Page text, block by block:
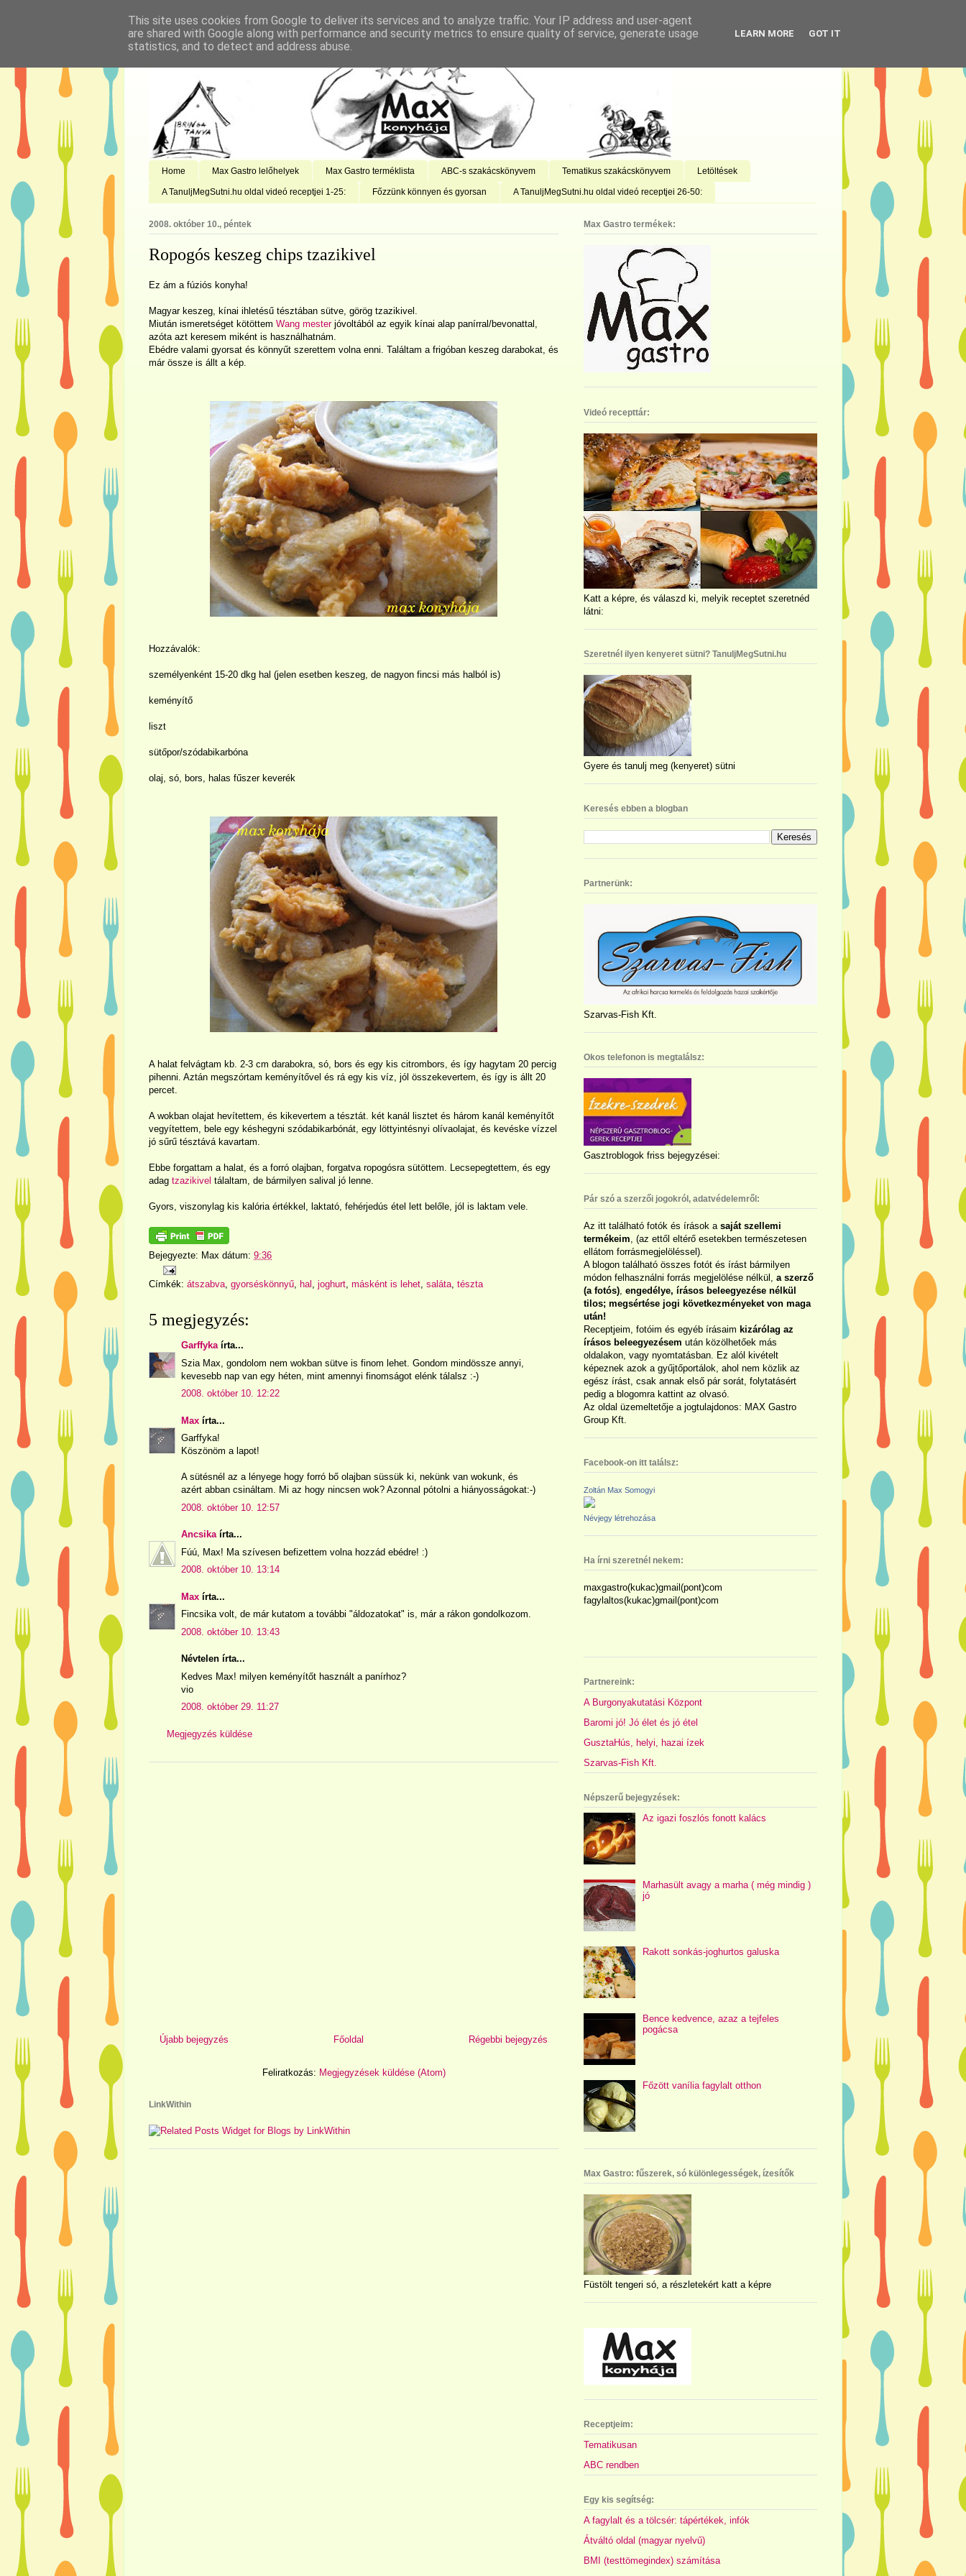
Home Max Gastro lelőhelyek Max Gastro terméklista ABC-s szakácskönyvem Tematikus szakácskönyvem Letöltések
A TanuljMegSutni.hu oldal videó receptjei 1-25: Főzzünk könnyen és gyorsan A TanuljMegSutni.hu oldal videó receptjei 26-50:
2008. október 10., péntek
Ropogós keszeg chips tzazikivel
Ez ám a fúziós konyha!
Magyar keszeg, kínai ihletésű tésztában sütve, görög tzazikivel.
Miután ismeretséget kötöttem Wang mesterjóvoltából az egyik kínai alap panírral/bevonattal,
azóta azt keresem miként is használhatnám.
Ebédre valami gyorsat és könnyűt szerettem volna enni. Találtam a frigóban keszeg darabokat, és
már össze is állt a kép.
Hozzávalók:
személyenként 15-20 dkg hal (jelen esetben keszeg, de nagyon fincsi más halból is)
keményítő
liszt
sütőpor/szódabikarbóna
olaj, só, bors, halas fűszer keverék
A halat felvágtam kb. 2-3 cm darabokra, só, bors és egy kis citrombors, és így hagytam 20 percig
pihenni. Aztán megszórtam keményítővel és rá egy kis víz, jól összekevertem, és így is állt 20
percet.
A wokban olajat hevítettem, és kikevertem a tésztát. két kanál lisztet és három kanál keményítőt
vegyítettem, bele egy késhegyni szódabikarbónát, egy löttyintésnyi olívaolajat, és kevéske vízzel
jó sűrű tésztává kavartam.
Ebbe forgattam a halat, és a forró olajban, forgatva ropogósra sütöttem. Lecsepegtettem, és egy
adag tzazikivel tálaltam, de bármilyen salival jó lenne.
Gyors, viszonylag kis kalória értékkel, laktató, fehérjedús étel lett belőle, jól is laktam vele.
Bejegyezte: Max dátum: 9:36
Címkék: átszabva, gyorséskönnyű, hal , joghurt, másként is lehet, saláta, tészta
5 megjegyzés:
Garffykaírta...
Szia Max, gondolom nem wokban sütve is finom lehet. Gondom mindössze annyi,
kevesebb nap van egy héten, mint amennyi finomságot elénk tálalsz :-)
2008. október 10. 12:22
Max írta...
Garffyka!
Köszönöm a lapot!
A sütésnél az a lényege hogy forró bő olajban süssük ki, nekünk van wokunk, és
azért abban csináltam. Mi az hogy nincsen wok? Azonnal pótolni a hiányosságokat:-)
2008. október 10. 12:57
Ancsikaírta...
Fúú, Max! Ma szívesen befizettem volna hozzád ebédre! :)
2008. október 10. 13:14
Max írta...
Fincsika volt, de már kutatom a további "áldozatokat" is, már a rákon gondolkozom.
2008. október 10. 13:43
Névtelen írta...
Kedves Max! milyen keményítőt használt a panírhoz?
vio
2008. október 29. 11:27
Megjegyzés küldése
Újabb bejegyzés Régebbi bejegyzés
Főoldal
Feliratkozás: Megjegyzések küldése (Atom)
LinkWithin
Max Gastro termékek:
Videó recepttár:
Katt a képre, és válaszd ki, melyik receptet szeretnéd
látni:
Szeretnél ilyen kenyeret sütni? TanuljMegSutni.hu
Gyere és tanulj meg (kenyeret) sütni
Keresés ebben a blogban
Partnerünk:
Szarvas-Fish Kft.
Okos telefonon is megtalálsz:
Gasztroblogok friss bejegyzései:
Pár szó a szerzői jogokról, adatvédelemről:
Az itt található fotók és írások a saját szellemi
termékeim , (az ettől eltérő esetekben természetesen
ellátom forrásmegjelöléssel).
A blogon található összes fotót és írást bármilyen
módon felhasználni forrás megjelölése nélkül, a szerző
(a fotós) engedélye, írásos beleegyezése nélkül
tilos; megsértése jogi következményeket von maga
után!
Receptjeim, fotóim és egyéb írásaim kizárólag az
írásos beleegyezésem után közölhetőek más
oldalakon, vagy nyomtatásban. Ez alól kivételt
képeznek azok a gyűjtőportálok, ahol nem közlik az
egész írást, csak annak első pár sorát, folytatásért
pedig a blogomra kattint az olvasó.
Az oldal üzemeltetője a jogtulajdonos: MAX Gastro
Group Kft.
Facebook-on itt találsz:
Zoltán Max Somogyi
Névjegy létrehozása
Ha írni szeretnél nekem:
maxgastro(kukac)gmail(pont)com
fagylaltos(kukac)gmail(pont)com
Partnereink:
A Burgonyakutatási Központ
Baromi jó! Jó élet és jó étel
GusztaHús, helyi, hazai ízek
Szarvas-Fish Kft.
Népszerű bejegyzések:
Az igazi foszlós fonott kalács
Marhasült avagy a marha ( még mindig )
jó
Rakott sonkás-joghurtos galuska
Bence kedvence, azaz a tejfeles
pogácsa
Főzött vanília fagylalt otthon
Max Gastro: fűszerek, só különlegességek, ízesítők
Füstölt tengeri só, a részletekért katt a képre
Receptjeim:
Tematikusan
ABC rendben
Egy kis segítség:
A fagylalt és a tölcsér: tápértékek, infók
Átváltó oldal (magyar nyelvű)
BMI (testtömegindex) számítása
This site uses cookies from Google to deliver its services and to analyze traffic. Your IP address and user-agent
are shared with Google along with performance and security metrics to ensure quality of service, generate usage
statistics, and to detect and address abuse.
LEARN MORE GOT IT